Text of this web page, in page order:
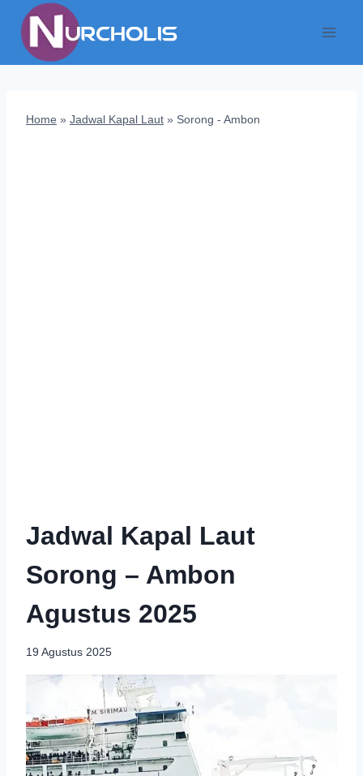
content
Home » Jadwal Kapal Laut » Sorong - Ambon
Jadwal Kapal Laut
Sorong – Ambon
Agustus 2025
19 Agustus 2025